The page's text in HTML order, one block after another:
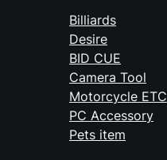
Billiards
Desire
BID CUE
Camera Tool
Motorcycle ETC
PC Accessory
Pets item